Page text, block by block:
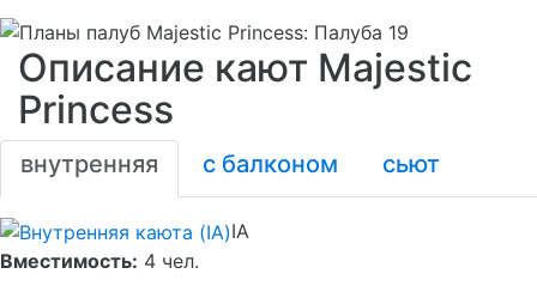
Описание кают Majestic
Princess
внутренняя с балконом сьют
IA
Вместимость: 4 чел.